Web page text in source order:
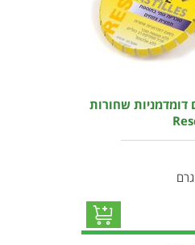
דומדמניות שחורות